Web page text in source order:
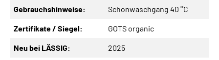
Gebrauchshinweise: Schonwaschgang 40 °C
Zertifikate / Siegel: GOTS organic
Neu bei LÄSSIG: 2025